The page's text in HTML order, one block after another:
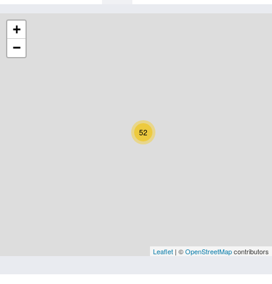
Niederösterreich
Oberösterreich
Vorarlberg
52
+
−
Leaflet | ©OpenStreetMapcontributors